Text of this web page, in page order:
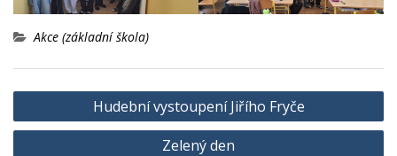
Akce (základní škola)
Navigace
pro
Hudební vystoupení Jiřího Fryče
Zelený den